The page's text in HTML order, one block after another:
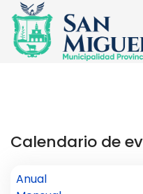
Calendario de
Anual